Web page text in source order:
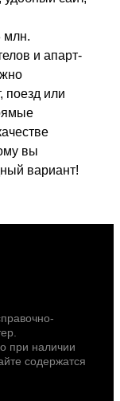
млн.
и апарт-
поезд или
вы
вариант!
при наличии
содержатся